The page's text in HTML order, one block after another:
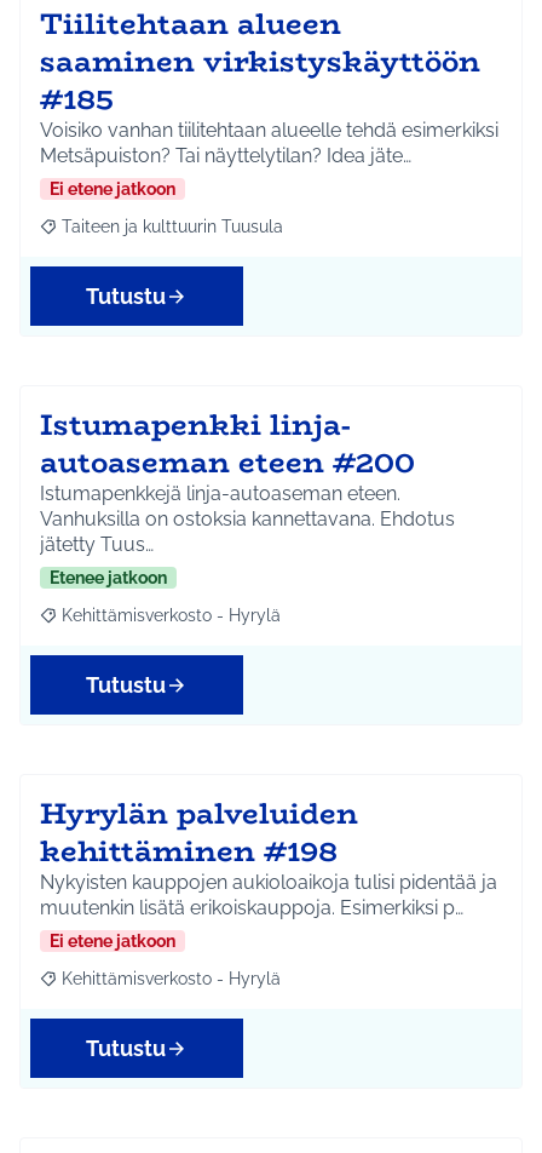
Tiilitehtaan alueen
saaminen virkistyskäyttöön
#185
Voisiko vanhan tiilitehtaan alueelle tehdä esimerkiksi
Metsäpuiston? Tai näyttelytilan? Idea jäte…
Ei etene jatkoon
Rajaa tulokset aihepiirin mukaan: Taiteen ja kulttuurin Tuusula
Taiteen ja kulttuurin Tuusula
Tutustu
Istumapenkki linja-
autoaseman eteen #200
Istumapenkkejä linja-autoaseman eteen.
Vanhuksilla on ostoksia kannettavana. Ehdotus
jätetty Tuus…
Etenee jatkoon
Rajaa tulokset aihepiirin mukaan: Kehittämisverkosto - Hyrylä
Kehittämisverkosto - Hyrylä
Tutustu
Hyrylän palveluiden
kehittäminen #198
Nykyisten kauppojen aukioloaikoja tulisi pidentää ja
muutenkin lisätä erikoiskauppoja. Esimerkiksi p…
Ei etene jatkoon
Rajaa tulokset aihepiirin mukaan: Kehittämisverkosto - Hyrylä
Kehittämisverkosto - Hyrylä
Tutustu